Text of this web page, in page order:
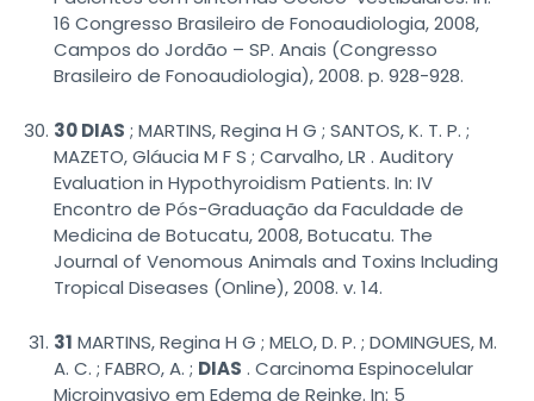
16 Congresso Brasileiro de Fonoaudiologia, 2008,
Campos do Jordão – SP. Anais (Congresso
Brasileiro de Fonoaudiologia), 2008. p. 928-928.
30 DIAS ; MARTINS, Regina H G ; SANTOS, K. T. P. ;
MAZETO, Gláucia M F S ; Carvalho, LR . Auditory
Evaluation in Hypothyroidism Patients. In: IV
Encontro de Pós-Graduação da Faculdade de
Medicina de Botucatu, 2008, Botucatu. The
Journal of Venomous Animals and Toxins Including
Tropical Diseases (Online), 2008. v. 14.
31 MARTINS, Regina H G ; MELO, D. P. ; DOMINGUES, M.
A. C. ; FABRO, A. ; DIAS . Carcinoma Espinocelular
Microinvasivo em Edema de Reinke. In: 5